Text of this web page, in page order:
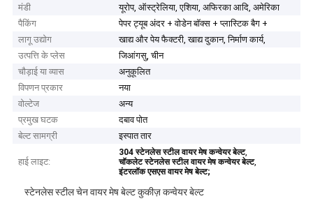
मंडी
यूरोप, ऑस्ट्रेलिया, एशिया, अफिरका आदि, अमेरिका
पैकिंग
पेपर ट्यूब अंदर + वोडेन बॉक्स + प्लास्टिक बैग +
लागू उद्योग
खाद्य और पेय फैक्टरी, खाद्य दुकान, निर्माण कार्य,
उत्पत्ति के प्लेस
जिआंगसु, चीन
चौड़ाई या व्यास
अनुकूलित
विपणन प्रकार
नया
वोल्टेज
अन्य
प्रमुख घटक
दबाव पोत
बेल्ट सामग्री
इस्पात तार
हाई लाइट:
304 स्टेनलेस स्टील वायर मेष कन्वेयर बेल्ट,
चॉकलेट स्टेनलेस स्टील वायर मेष कन्वेयर बेल्ट,
इंटरलॉक एसएस वायर मेष बेल्ट;
स्टेनलेस स्टील चेन वायर मेष बेल्ट कुकीज़ कन्वेयर बेल्ट